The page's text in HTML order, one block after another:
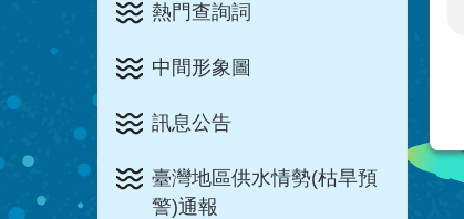
熱門查詢詞
中間形象圖
訊息公告
臺灣地區供水情勢(枯旱預
警)通報